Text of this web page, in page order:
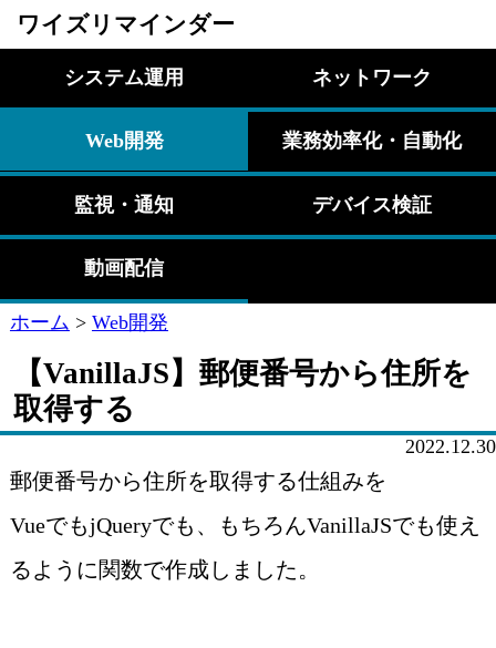
ワイズリマインダー
システム運用 ネットワーク
Web開発 業務効率化・自動化
監視・通知 デバイス検証
動画配信
ホーム > Web開発
【VanillaJS】郵便番号から住所を
取得する
2022.12.30
郵便番号から住所を取得する仕組みを
VueでもjQueryでも、もちろんVanillaJSでも使え
るように関数で作成しました。